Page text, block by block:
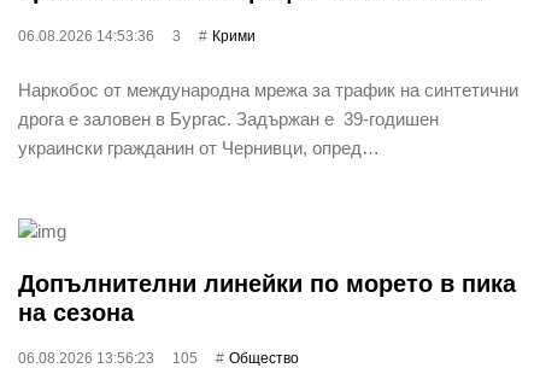
06.08.2026 14:53:36 3 Крими
Наркобос от международна мрежа за трафик на синтетични
дрога е заловен в Бургас. Задържан е 39-годишен
украински гражданин от Чернивци, опред…
Допълнителни линейки по морето в пика
на сезона
06.08.2026 13:56:23 105 Общество